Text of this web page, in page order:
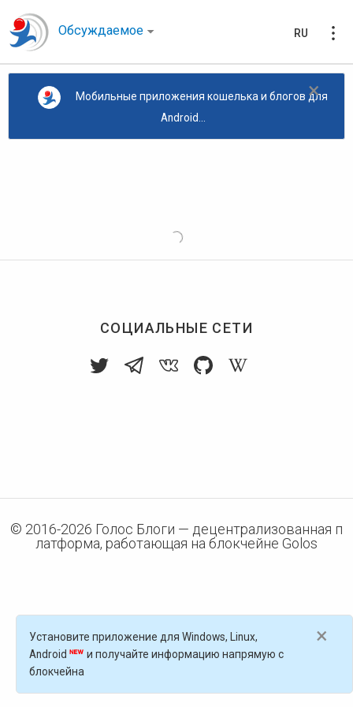
Обсуждаемое RU
×
Мобильные приложения кошелька и блогов для
Android...
СОЦИАЛЬНЫЕ СЕТИ
© 2016-2026 Голос Блоги — децентрализованная п
латформа, работающая на блокчейне Golos
×
Установите приложение для Windows, Linux,
Android
и получайте информацию напрямую с
блокчейна